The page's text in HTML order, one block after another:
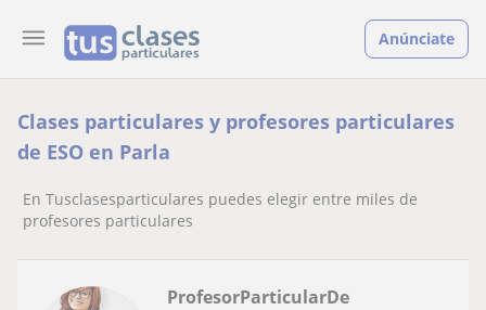
Anúnciate
Clases particulares y profesores particulares
de ESO en Parla
En Tusclasesparticulares puedes elegir entre miles de
profesores particulares
ProfesorParticularDe